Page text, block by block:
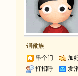
铜靴族
串个门
加
打招呼
发